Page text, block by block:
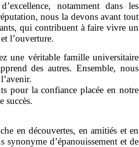
notamment dans les
nous la devons avant tout
qui contribuent à faire vivre un
l’ouverture.
une véritable famille universitaire
des autres. Ensemble, nous
pour la confiance placée en notre
succès.
en découvertes, en amitiés et en
synonyme d’épanouissement et de